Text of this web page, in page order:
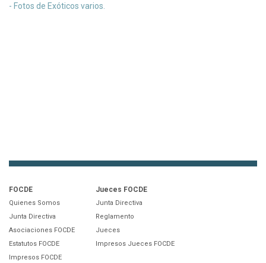
- Fotos de Exóticos varios.
FOCDE
Quienes Somos
Junta Directiva
Asociaciones FOCDE
Estatutos FOCDE
Impresos FOCDE
Jueces FOCDE
Junta Directiva
Reglamento
Jueces
Impresos Jueces FOCDE